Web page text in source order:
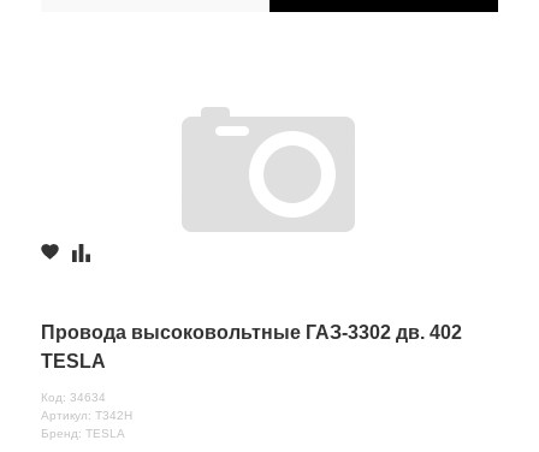
Провода высоковольтные ГАЗ-3302 дв. 402
TESLA
Код: 34634
Артикул: T342H
Бренд: TESLA